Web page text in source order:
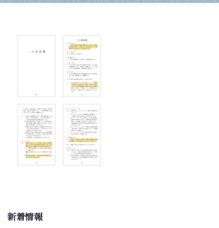
新着情報